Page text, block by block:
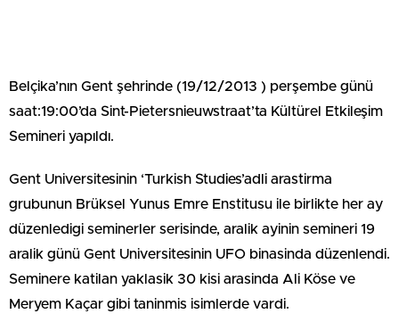
Belçika’nın Gent şehrinde (19/12/2013 ) perşembe günü
saat:19:00’da Sint-Pietersnieuwstraat’ta Kültürel Etkileşim
Semineri yapıldı.
Gent Universitesinin ‘Turkish Studies’adli arastirma
grubunun Brüksel Yunus Emre Enstitusu ile birlikte her ay
düzenledigi seminerler serisinde, aralik ayinin semineri 19
aralik günü Gent Universitesinin UFO binasinda düzenlendi.
Seminere katilan yaklasik 30 kisi arasinda Ali Köse ve
Meryem Kaçar gibi taninmis isimlerde vardi.